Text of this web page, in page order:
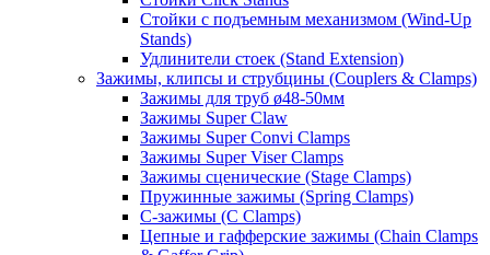
Стойки с подъемным механизмом (Wind-Up
Stands)
Удлинители стоек (Stand Extension)
Зажимы, клипсы и струбцины (Couplers & Clamps)
Зажимы для труб ø48-50мм
Зажимы Super Claw
Зажимы Super Convi Clamps
Зажимы Super Viser Clamps
Зажимы сценические (Stage Clamps)
Пружинные зажимы (Spring Clamps)
С-зажимы (C Clamps)
Цепные и гафферские зажимы (Chain Clamps